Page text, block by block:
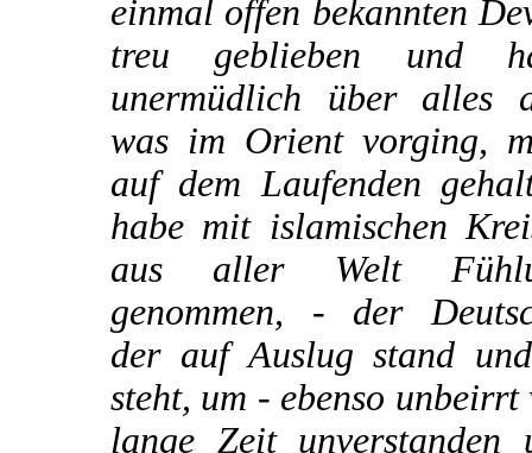
einmal offen bekannten
treu geblieben und
unermüdlich über alles
was im Orient vorging,
auf dem Laufenden
habe mit islamischen
aus aller Welt
genommen, - der
der auf Auslug stand
steht, um - ebenso unbeirrt
lange Zeit unverstanden